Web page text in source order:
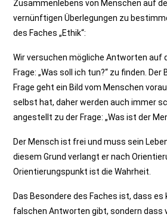
Zusammenlebens von Menschen auf
vernünftigen Überlegungen zu
des Faches „Ethik“:
Wir versuchen mögliche Antworten auf
Frage: „Was soll ich tun?“ zu finden.
Frage geht ein Bild vom Menschen
selbst hat, daher werden auch immer
angestellt zu der Frage: „Was ist der
Der Mensch ist frei und muss sein
diesem Grund verlangt er nach
Orientierungspunkt ist die Wahrheit.
Das Besondere des Faches ist, dass es
falschen Antworten gibt, sondern dass